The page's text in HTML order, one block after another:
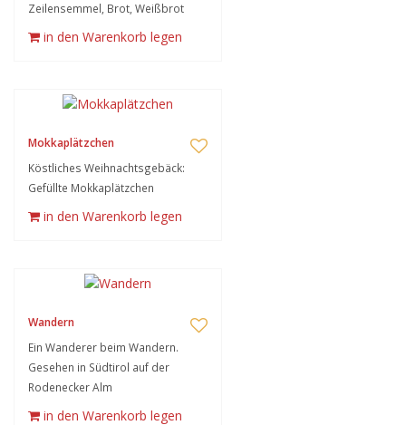
Zeilensemmel, Brot, Weißbrot
in den Warenkorb legen
Mokkaplätzchen
Köstliches Weihnachtsgebäck:
Gefüllte Mokkaplätzchen
in den Warenkorb legen
Wandern
Ein Wanderer beim Wandern.
Gesehen in Südtirol auf der
Rodenecker Alm
in den Warenkorb legen